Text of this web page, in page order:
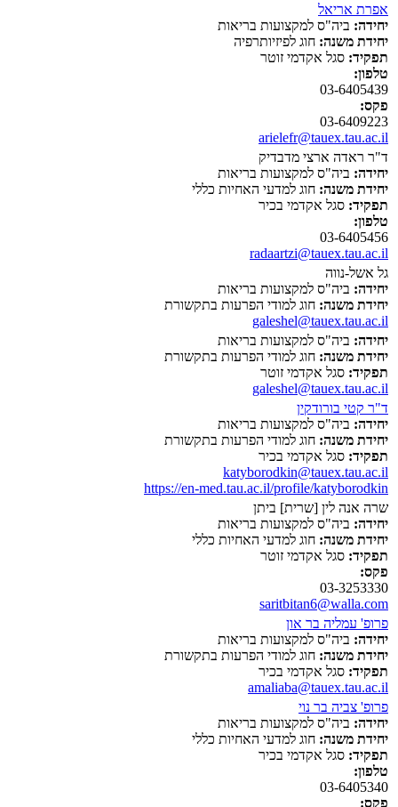
אפרת אריאל
יחידה: ביה"ס למקצועות בריאות
יחידת משנה: חוג לפיזיותרפיה
תפקיד: סגל אקדמי זוטר
טלפון:
03-6405439
פקס:
03-6409223
arielefr@tauex.tau.ac.il
ד"ר ראדה ארצי מדבדיק
יחידה: ביה"ס למקצועות בריאות
יחידת משנה: חוג למדעי האחיות כללי
תפקיד: סגל אקדמי בכיר
טלפון:
03-6405456
radaartzi@tauex.tau.ac.il
גל אשל-נווה
יחידה: ביה"ס למקצועות בריאות
יחידת משנה: חוג למודי הפרעות בתקשורת
galeshel@tauex.tau.ac.il
יחידה: ביה"ס למקצועות בריאות
יחידת משנה: חוג למודי הפרעות בתקשורת
תפקיד: סגל אקדמי זוטר
galeshel@tauex.tau.ac.il
ד"ר קטי בורודקין
יחידה: ביה"ס למקצועות בריאות
יחידת משנה: חוג למודי הפרעות בתקשורת
תפקיד: סגל אקדמי בכיר
katyborodkin@tauex.tau.ac.il
https://en-med.tau.ac.il/profile/katyborodkin
שרה אנה לין [שרית] ביתן
יחידה: ביה"ס למקצועות בריאות
יחידת משנה: חוג למדעי האחיות כללי
תפקיד: סגל אקדמי זוטר
פקס:
03-3253330
saritbitan6@walla.com
פרופ' עמליה בר און
יחידה: ביה"ס למקצועות בריאות
יחידת משנה: חוג למודי הפרעות בתקשורת
תפקיד: סגל אקדמי בכיר
amaliaba@tauex.tau.ac.il
פרופ' צביה בר נוי
יחידה: ביה"ס למקצועות בריאות
יחידת משנה: חוג למדעי האחיות כללי
תפקיד: סגל אקדמי בכיר
טלפון:
03-6405340
פקס: